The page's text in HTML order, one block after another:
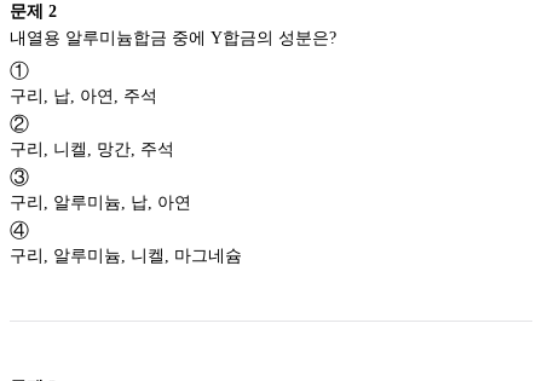
문제 2
①
구리, 납, 아연, 주석
②
구리, 니켈, 망간, 주석
③
구리, 알루미늄, 납, 아연
④
구리, 알루미늄, 니켈, 마그네슘